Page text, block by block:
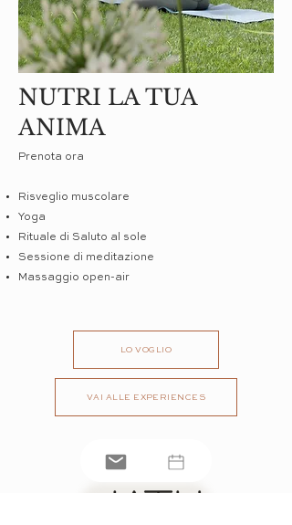
Prenota ora
Risveglio muscolare
Yoga
Rituale di Saluto al sole
Sessione di meditazione
Massaggio open-air
NUTRI LA TUA
ANIMA
LO VOGLIO
VAI ALLE EXPERIENCES